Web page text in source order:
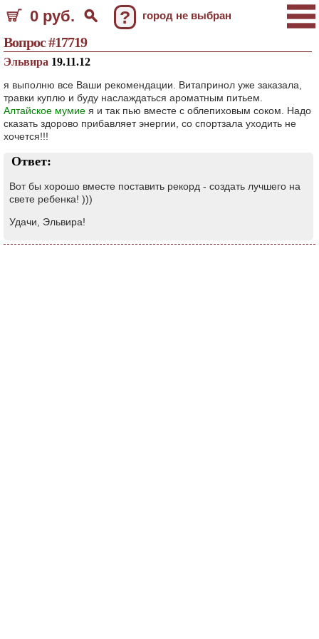
0 руб. ? город не выбран
Вопрос #17719
Эльвира 19.11.12
я выполню все Ваши рекомендации. Витапринол уже заказала,
травки куплю и буду наслаждаться ароматным питьем.
Алтайское мумие я и так пью вместе с облепиховым соком. Надо
сказать здорово прибавляет энергии, со спортзала уходить не
хочется!!!
Ответ:
Вот бы хорошо вместе поставить рекорд - создать лучшего на
свете ребенка! )))
Удачи, Эльвира!